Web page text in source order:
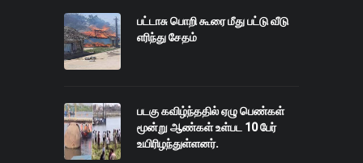
பட்டாசு பொறி கூரை மீது பட்டு வீடு
எரிந்து சேதம்
படகு கவிழ்ந்ததில் ஏழு பெண்கள்
மூன்று ஆண்கள் உள்பட 10 பேர்
உயிரிழந்துள்ளனர்.